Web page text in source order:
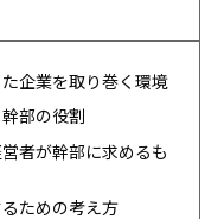
企業を取り巻く環境
部の役割
者が幹部に求めるも
ための考え方